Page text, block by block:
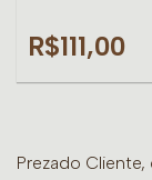
R$111,00
Prezado